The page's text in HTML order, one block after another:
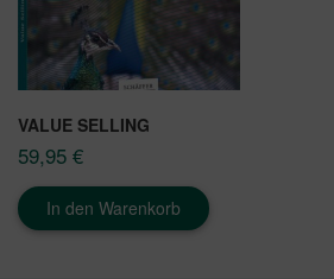
VALUE SELLING
59,95 €
In den Warenkorb